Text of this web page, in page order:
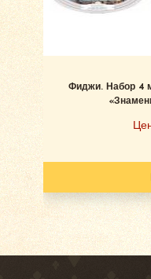
Фиджи. Набор 4